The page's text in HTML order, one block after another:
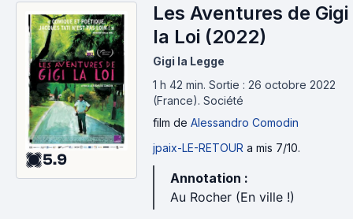
5.9
Les Aventures de Gigi
la Loi (2022)
Gigi la Legge
1 h 42 min. Sortie : 26 octobre 2022
(France). Société
film de Alessandro Comodin
jpaix-LE-RETOUR a mis 7/10.
Annotation :
Au Rocher (En ville !)